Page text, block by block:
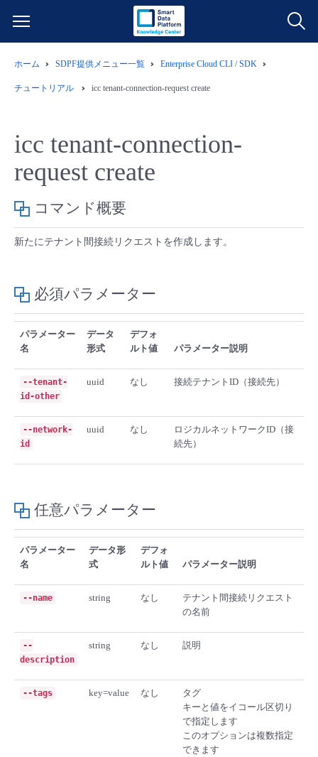
サービス一覧
クラウド/サーバー
サポート
管理機能
すべてのメニューを見る
データ利活用
モニタリング/監査
サポート
管理機能
すべてのメニューを見る
料金情報
ネットワーク
モニタリング/監査
■ セットアップガイド
- Flexible InterConnect
- Flexible Remote Access
ユースケース
- セキュリティ・監査
- データと分析
- IoT
- マルチクラウド利用
- ITインフラストラクチャー
- その他
サービス稼働状況
故障/メンテナンス履歴
メンテナンス予定
定期メンテナンス
販売パートナー向けプログラム
協業パートナー
トレーニング/操作動画
脱炭素化
ホーム SDPF提供メニュー一覧 Enterprise Cloud CLI / SDK
チュートリアル icc tenant-connection-request create
icc tenant-connection-
request create
コマンド概要
新たにテナント間接続リクエストを作成します。
必須パラメーター
パラメーター
名
データ
形式
デフォ
ルト値
パラメーター説明
--tenant-
id-other
uuid なし 接続テナントID（接続先）
--network-
id
uuid なし
ロジカルネットワークID（接
続先）
任意パラメーター
パラメーター
名
データ形
式
デフォ
ルト値
パラメーター説明
--name string なし
テナント間接続リクエスト
の名前
--
description
string なし 説明
--tags key=value なし
タグ
キーと値をイコール区切り
で指定します
このオプションは複数指定
できます